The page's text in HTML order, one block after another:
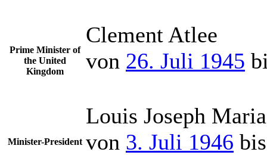
Prime Minister of
the United
Kingdom
Clement Atlee
von 26. Juli 1945
Minister-President
Louis Joseph
von 3. Juli 1946